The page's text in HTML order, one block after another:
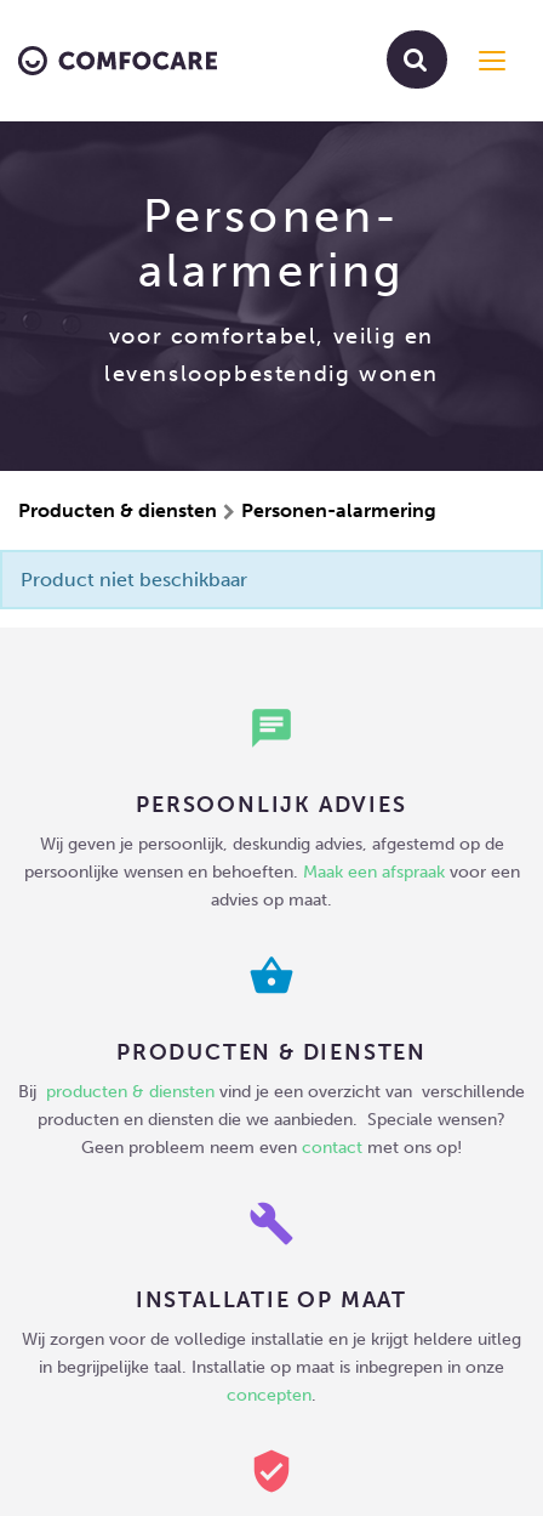
Personen-
alarmering
voor comfortabel, veilig en
levensloopbestendig wonen
Producten & diensten Personen-alarmering
Product niet beschikbaar
chat
PERSOONLIJK ADVIES
Wij geven je persoonlijk, deskundig advies, afgestemd op de
persoonlijke wensen en behoeften. Maak een afspraakvoor een
advies op maat.
shopping_basket
PRODUCTEN & DIENSTEN
Bij producten & diensten vind je een overzicht van verschillende
producten en diensten die we aanbieden. Speciale wensen?
Geen probleem neem even contact met ons op!
build
INSTALLATIE OP MAAT
Wij zorgen voor de volledige installatie en je krijgt heldere uitleg
in begrijpelijke taal. Installatie op maat is inbegrepen in onze
concepten.
verified_user